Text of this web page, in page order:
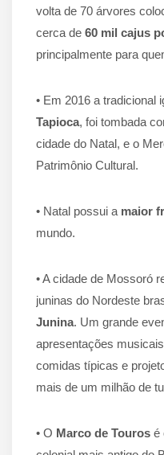
volta de 70 árvores
cerca de 60 mil cajus
principalmente para
• Em 2016 a tradicional
Tapioca, foi tombada
cidade do Natal, e o
Patrimônio Cultural.
• Natal possui a maior
mundo.
• A cidade de Mossoró
juninas do Nordeste
Junina. Um grande
apresentações
comidas típicas e
mais de um milhão de
• O Marco de Touros é